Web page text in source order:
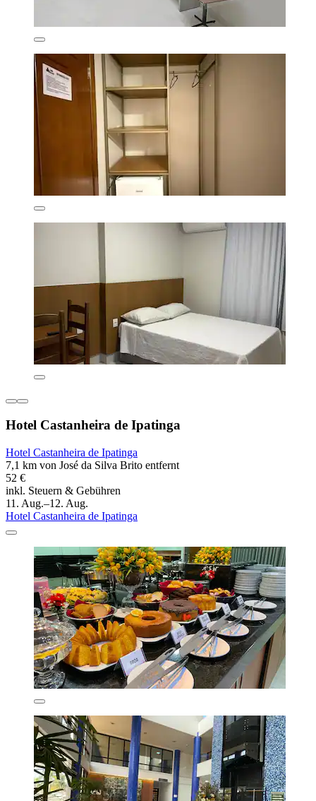
Hotel Castanheira de Ipatinga
Hotel Castanheira de Ipatinga
7,1 km von José da Silva Brito entfernt
52 €
inkl. Steuern & Gebühren
11. Aug.–12. Aug.
Hotel Castanheira de Ipatinga